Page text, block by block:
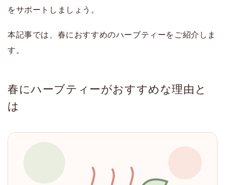
をサポートしましょう。
本記事では、春におすすめのハーブティーをご紹介しま
す。
春にハーブティーがおすすめな理由と
は